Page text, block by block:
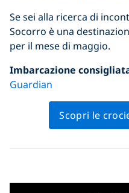
Se sei alla ricerca di
Socorro è una
per il mese di maggio.
Imbarcazione
Guardian
Scopri le